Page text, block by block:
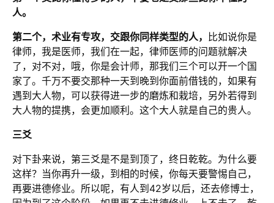
人。
第二个，术业有专攻，交跟你同样类型的人，
比如说你是
律师，我是医师，我们在一起，律师医师的问题就解决
了，对不对，哦，你是会计师，那我们三个可以开一个国
家了。千万不要交那种一天到晚到你面前借钱的，如果有
遇到大人物，可以获得进一步的磨炼和栽培，另外若得到
大人物的提携，会更加顺利。这个大人就是自己的贵人。
三爻
对下卦来说，第三爻是不是到顶了，终日乾乾。为什么要
这样？当你再升一级，到相的时候，你每天要警惕自己，
再要进德修业。所以呢，有人到42岁以后，还去修博士，